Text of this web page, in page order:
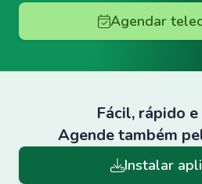
Agendar
Fácil, rápido
Agende também
Instalar